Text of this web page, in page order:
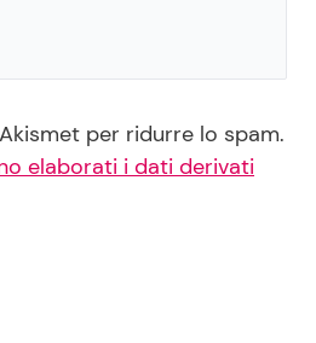
per ridurre lo spam.
elaborati i dati derivati